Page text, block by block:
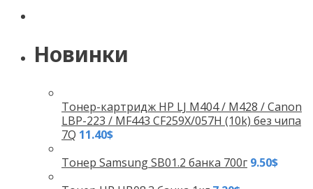
Новинки
Тонер-картридж HP LJ M404 / M428 / Canon
LBP-223 / MF443 CF259X/057H (10k) без чипа
7Q 11.40$
Тонер Samsung SB01.2 банка 700г 9.50$